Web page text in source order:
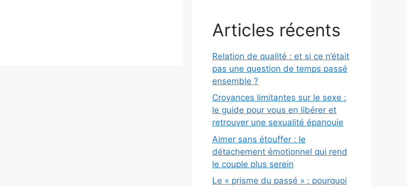
Articles récents
Relation de qualité : et si ce n’était
pas une question de temps passé
ensemble ?
Croyances limitantes sur le sexe :
le guide pour vous en libérer et
retrouver une sexualité épanouie
Aimer sans étouffer : le
détachement émotionnel qui rend
le couple plus serein
Le « prisme du passé » : pourquoi